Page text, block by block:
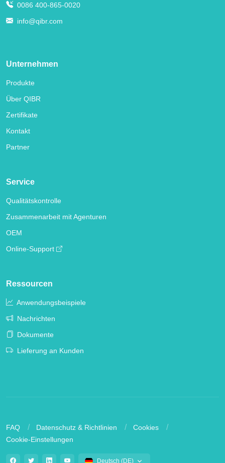
0086 400-865-0020
info@qibr.com
Unternehmen
Produkte
Über QIBR
Zertifikate
Kontakt
Partner
Service
Qualitätskontrolle
Zusammenarbeit mit Agenturen
OEM
Online-Support
Ressourcen
Anwendungsbeispiele
Nachrichten
Dokumente
Lieferung an Kunden
FAQ Datenschutz & Richtlinien
Cookies
Cookie-Einstellungen
Deutsch (DE)